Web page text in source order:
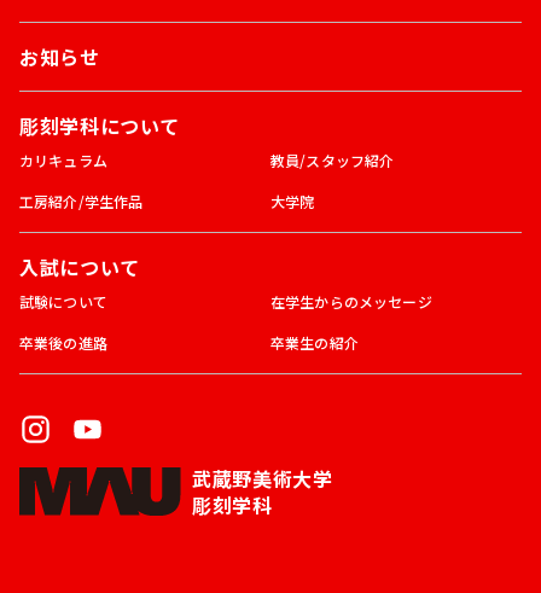
お知らせ
彫刻学科について
カリキュラム
教員/スタッフ紹介
工房紹介/学生作品
大学院
入試について
試験について
在学生からのメッセージ
卒業後の進路
卒業生の紹介
武蔵野美術大学
彫刻学科